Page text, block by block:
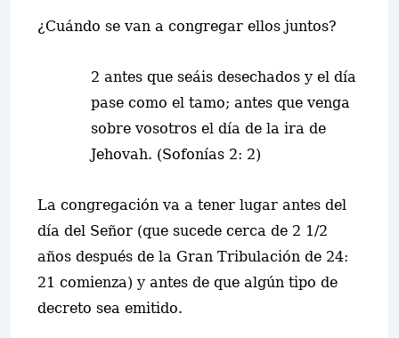
¿Cuándo se van a congregar ellos juntos?
2 antes que seáis desechados y el día
pase como el tamo; antes que venga
sobre vosotros el día de la ira de
Jehovah. (Sofonías 2: 2)
La congregación va a tener lugar antes del
día del Señor (que sucede cerca de 2 1/2
años después de la Gran Tribulación de 24:
21 comienza) y antes de que algún tipo de
decreto sea emitido.